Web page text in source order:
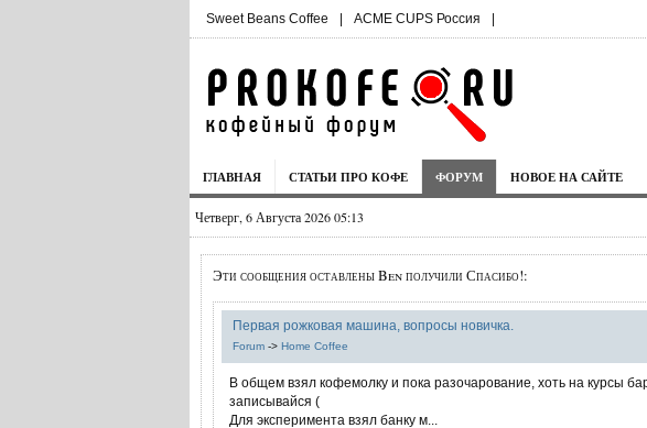
Sweet Beans Coffee | ACME CUPS Россия |
ГЛАВНАЯ СТАТЬИ ПРО КОФЕ ФОРУМ НОВОЕ НА САЙТЕ
Четверг, 6 Августа 2026 05:13
Эти сообщения оставлены Ben получили Спасибо!:
Первая рожковая машина, вопросы новичка.
Forum -> Home Coffee
В общем взял кофемолку и пока разочарование, хоть на курсы
записывайся (
Для эксперимента взял банку м...